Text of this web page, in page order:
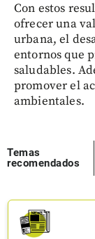
Con estos
ofrecer una
urbana, el
entornos que
saludables.
promover el
ambientales.
Temas
recomendados